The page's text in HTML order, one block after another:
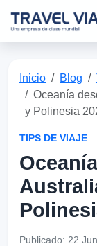
Inicio Blog
Oceanía
y Polinesia
TIPS DE VIAJE
Publicado: 22